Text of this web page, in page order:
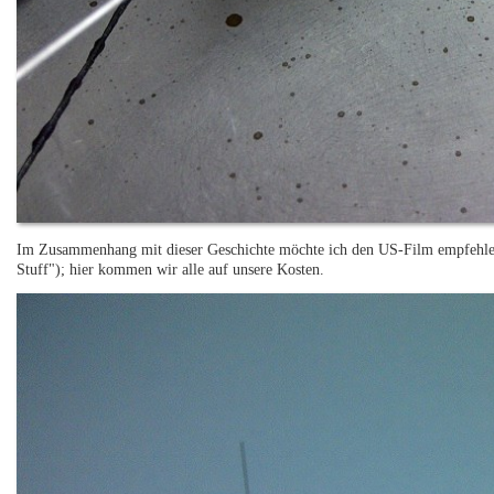
Im Zusammenhang mit dieser Geschichte möchte ich den US-Film
Stuff"); hier kommen wir alle auf unsere Kosten.